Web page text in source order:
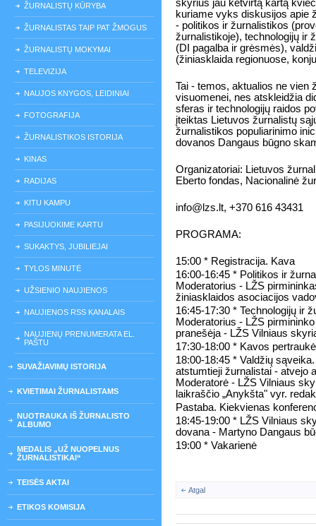
ŽURNALISTŲ KŪRYBA
ŽURNALISTAS TAIP PAT ŽMOGUS
ŽURNALISTŲ MOKYMAI
TELEVIZIJA
NAUJOS KNYGOS, LEIDINIAI
FOTOGRAFIJA
ŽURNALISTIKOS ISTORIJA
KINAS
RADIJAS
KITU KAMPU
PASIJUOKIME KARTU
SUKAKTYS, JUBILIEJAI
TYLOS MINUTĖ
UŽSIENIO NAUJIENOS
NAUJIENOS RSS KANALAIS
NAUJIENŲ PRENUMERATA EL.
PAŠTU
SUVAŽIAVIMŲ ISTORIJA
KVIETIMAI ŽURNALISTAMS
NUOTRAUKA IŠ ŽURNALISTO
ALBUMO
MEDALIS „UŽ NUOPELNUS
ŽURNALISTIKAI“
TEISĖS AKTAI
ETIKOS KOMISIJA
skyrius jau ketvirtą kartą
kuriame vyks diskusijos apie
- politikos ir žurnalistikos
žurnalistikoje), technologijų ir
(DI pagalba ir grėsmės),
(žiniasklaida regionuose,
Tai - temos, aktualios ne vien
visuomenei, nes atskleidžia
sferas ir technologijų raidos
įteiktas Lietuvos žurnalistų
žurnalistikos populiarinimo
dovanos Dangaus būgno
Organizatoriai: Lietuvos
Eberto fondas, Nacionalinė
info@lzs.lt, +370 616 43431
PROGRAMA:
15:00 * Registracija. Kava
16:00-16:45 * Politikos ir
Moderatorius - LŽS
žiniasklaidos asociacijos
16:45-17:30 * Technologijų ir
Moderatorius - LŽS
pranešėja - LŽS Vilniaus
17:30-18:00 * Kavos
18:00-18:45 * Valdžių
atstumtieji žurnalistai - atvejo
Moderatorė - LŽS Vilniaus
laikraščio „Anykšta" vyr.
Pastaba. Kiekvienas
18:45-19:00 * LŽS Vilniaus
dovana - Martyno Dangaus
19:00 * Vakarienė
Atgal